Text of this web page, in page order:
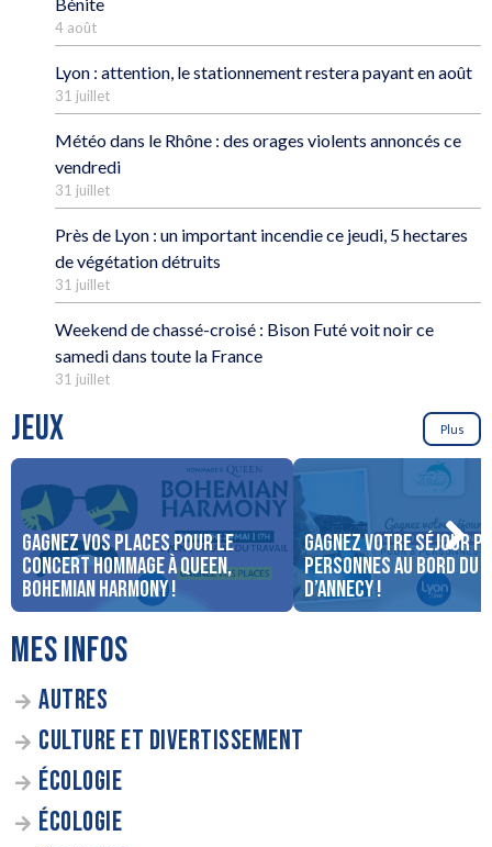
4 août
Lyon : attention, le stationnement restera payant en août
31 juillet
Météo dans le Rhône : des orages violents annoncés ce
vendredi
31 juillet
Près de Lyon : un important incendie ce jeudi, 5 hectares
de végétation détruits
31 juillet
Weekend de chassé-croisé : Bison Futé voit noir ce
samedi dans toute la France
31 juillet
JEUX Plus
Gagnez vos places pour le
concert Hommage à Queen,
Bohemian Harmony !
Gagnez votre séjour
personnes au bord du
d’Annecy !
MES INFOS
AUTRES
CULTURE ET DIVERTISSEMENT
ÉCOLOGIE
ÉCOLOGIE